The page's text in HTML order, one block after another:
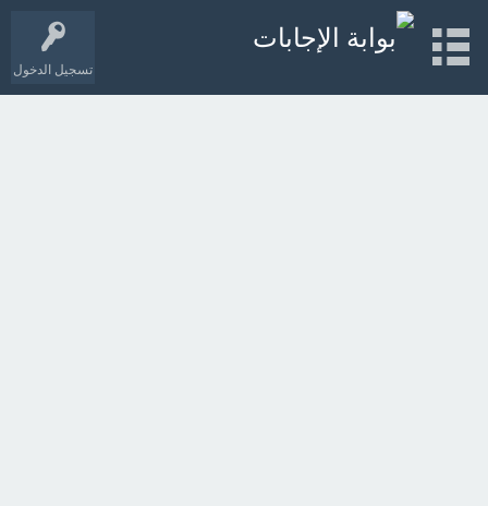
تسجيل الدخول